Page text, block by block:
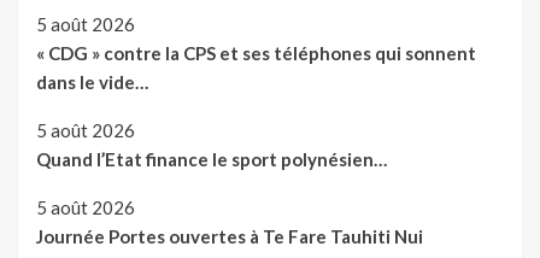
5 août 2026
« CDG » contre la CPS et ses téléphones qui sonnent
dans le vide…
5 août 2026
Quand l’Etat finance le sport polynésien…
5 août 2026
Journée Portes ouvertes à Te Fare Tauhiti Nui